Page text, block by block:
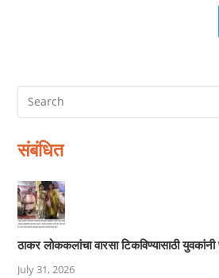
संबंधित
ठाकर लोककलांचा वारसा टिकविण्यासाठी
July 31, 2026